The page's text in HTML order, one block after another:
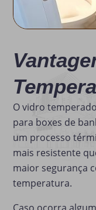
O vidro
para boxes de
um processo
mais resistente
maior segurança
temperatura.